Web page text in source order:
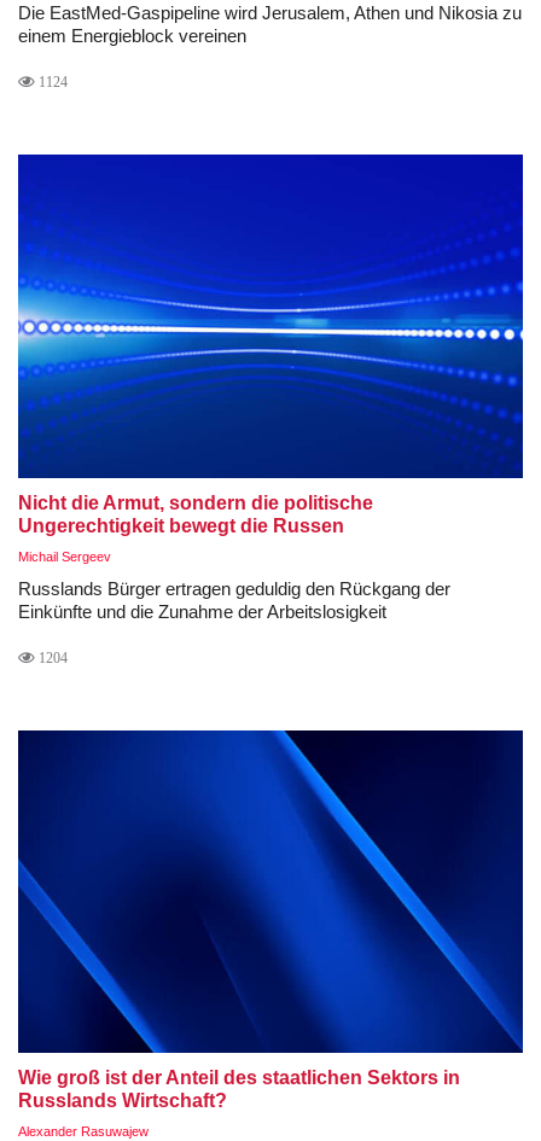
Die EastMed-Gaspipeline wird Jerusalem, Athen und Nikosia zu
einem Energieblock vereinen
1124
Nicht die Armut, sondern die politische
Ungerechtigkeit bewegt die Russen
Michail Sergeev
Russlands Bürger ertragen geduldig den Rückgang der
Einkünfte und die Zunahme der Arbeitslosigkeit
1204
Wie groß ist der Anteil des staatlichen Sektors in
Russlands Wirtschaft?
Alexander Rasuwajew